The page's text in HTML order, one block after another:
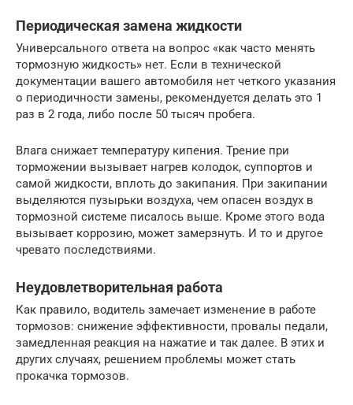
Периодическая замена жидкости
Универсального ответа на вопрос «как часто менять
тормозную жидкость» нет. Если в технической
документации вашего автомобиля нет четкого указания
о периодичности замены, рекомендуется делать это 1
раз в 2 года, либо после 50 тысяч пробега.
Влага снижает температуру кипения. Трение при
торможении вызывает нагрев колодок, суппортов и
самой жидкости, вплоть до закипания. При закипании
выделяются пузырьки воздуха, чем опасен воздух в
тормозной системе писалось выше. Кроме этого вода
вызывает коррозию, может замерзнуть. И то и другое
чревато последствиями.
Неудовлетворительная работа
Как правило, водитель замечает изменение в работе
тормозов: снижение эффективности, провалы педали,
замедленная реакция на нажатие и так далее. В этих и
других случаях, решением проблемы может стать
прокачка тормозов.